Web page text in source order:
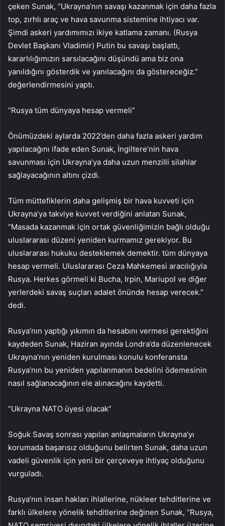
çeken Sunak, “Ukrayna’nın savaşı kazanmak için daha fazla
top, zırhlı araç ve hava savunma sistemine ihtiyacı var.
Şimdi askeri yardımımızı ikiye katlama zamanı. (Rusya
Devlet Başkanı Vladimir) Putin bu savaşı başlattı,
kararlılığımızın sarsılacağını düşündü ama biz ona
yanıldığını gösterdik ve yanılacağını da göstereceğiz.”
değerlendirmesini yaptı.
“Rusya tüm dünyaya hesap vermeli”
Önümüzdeki aylarda 2022’den daha fazla askeri yardım
yapılacağını ifade eden Sunak, İngiltere’nin hava
savunması için Ukrayna’ya daha uzun menzilli silahlar
sağlayacağının altını çizdi.
Tüm müttefiklerin daha gelişmiş bir hava kuvveti için
Ukrayna’ya takviye kuvvet verdiğini anlatan Sunak,
“Masada kazanmak için ortak güvenliğimizin bağlı olduğu
uluslararası düzeni yeniden kurmamız gerekiyor. Bu
uluslararası hukuku desteklemek demektir. tüm dünyaya
hesap vermeli. Uluslararası Ceza Mahkemesi aracılığıyla
Rusya. Herkes görmeli ki Bucha, Irpin, Mariupol ve diğer
yerlerdeki savaş suçları adalet önünde hesap verecek.”
dedi.
Rusya’nın yaptığı yıkımın da hesabını vermesi gerektiğini
kaydeden Sunak, Haziran ayında Londra’da düzenlenecek
Ukrayna’nın yeniden kurulması konulu konferansta
Rusya’nın bu yeniden yapılanmanın bedelini ödemesinin
nasıl sağlanacağının ele alınacağını kaydetti.
“Ukrayna NATO üyesi olacak”
Soğuk Savaş sonrası yapılan anlaşmaların Ukrayna’yı
korumada başarısız olduğunu belirten Sunak, daha uzun
vadeli güvenlik için yeni bir çerçeveye ihtiyaç olduğunu
vurguladı.
Rusya’nın insan hakları ihlallerine, nükleer tehditlerine ve
farklı ülkelere yönelik tehditlerine değinen Sunak, “Rusya,